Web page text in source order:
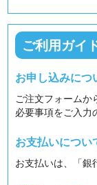
ご利用ガイ
お申し込みにつ
ご注文フォームか
必要事項をご入力
お支払いについ
お支払いは、「銀